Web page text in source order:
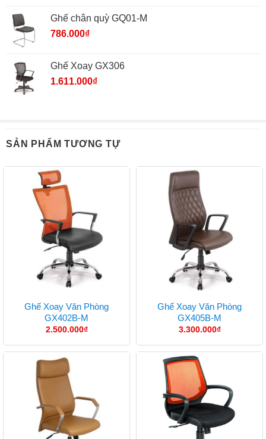
Ghế chân quỳ GQ01-M
786.000₫
Ghế Xoay GX306
1.611.000₫
SẢN PHẨM TƯƠNG TỰ
Ghế Xoay Văn Phòng
GX402B-M
2.500.000₫
Ghế Xoay Văn Phòng
GX405B-M
3.300.000₫